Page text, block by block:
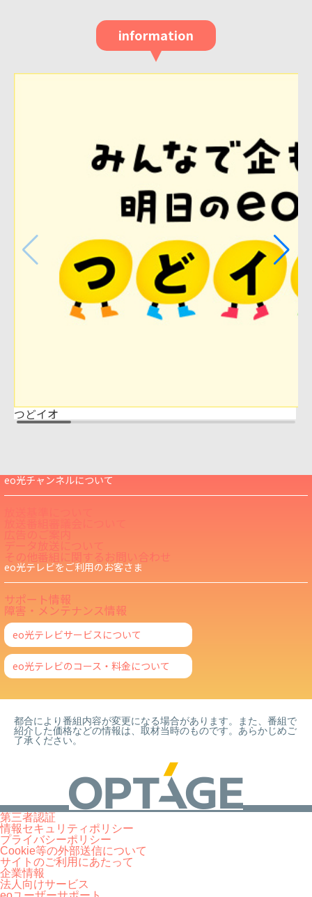
information
つどイオ
eo光チャンネルについて
データ放送について
その他番組に関するお問い合わせ
eo光テレビをご利用のお客さま
サポート情報
障害・メンテナンス情報
eo光テレビサービスについて
eo光テレビのコース・料金について
都合により番組内容が変更になる場合があります。また、番組で
紹介した価格などの情報は、取材当時のものです。あらかじめご
了承ください。
第三者認証
情報セキュリティポリシー
プライバシーポリシー
Cookie等の外部送信について
サイトのご利用にあたって
企業情報
法人向けサービス